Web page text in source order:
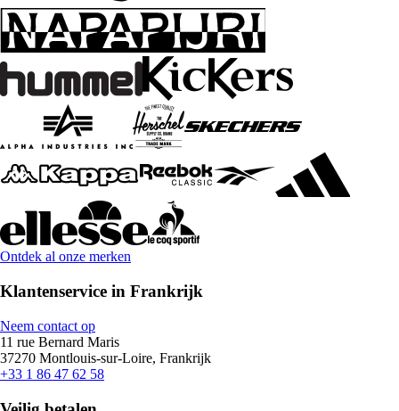
Ontdek al onze merken
Klantenservice in Frankrijk
Neem contact op
11 rue Bernard Maris
37270 Montlouis-sur-Loire, Frankrijk
+33 1 86 47 62 58